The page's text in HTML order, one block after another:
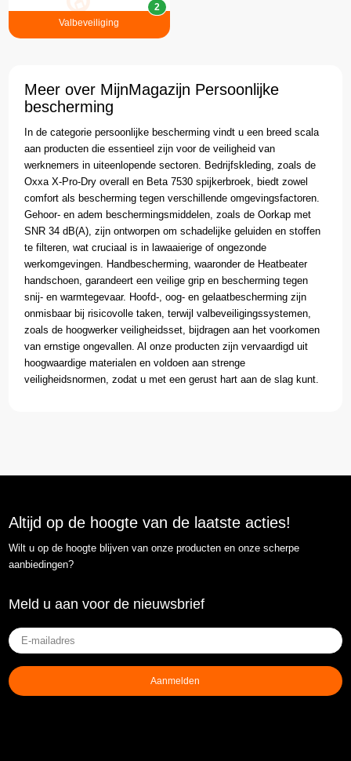
Meer over MijnMagazijn Persoonlijke
bescherming
In de categorie persoonlijke bescherming vindt u een breed scala
aan producten die essentieel zijn voor de veiligheid van
werknemers in uiteenlopende sectoren. Bedrijfskleding, zoals de
Oxxa X-Pro-Dry overall en Beta 7530 spijkerbroek, biedt zowel
comfort als bescherming tegen verschillende omgevingsfactoren.
Gehoor- en adem beschermingsmiddelen, zoals de Oorkap met
SNR 34 dB(A), zijn ontworpen om schadelijke geluiden en stoffen
te filteren, wat cruciaal is in lawaaierige of ongezonde
werkomgevingen. Handbescherming, waaronder de Heatbeater
handschoen, garandeert een veilige grip en bescherming tegen
snij- en warmtegevaar. Hoofd-, oog- en gelaatbescherming zijn
onmisbaar bij risicovolle taken, terwijl valbeveiligingssystemen,
zoals de hoogwerker veiligheidsset, bijdragen aan het voorkomen
van ernstige ongevallen. Al onze producten zijn vervaardigd uit
hoogwaardige materialen en voldoen aan strenge
veiligheidsnormen, zodat u met een gerust hart aan de slag kunt.
Valbeveiliging
2
Altijd op de hoogte van de laatste acties!
Wilt u op de hoogte blijven van onze producten en onze scherpe
aanbiedingen?
Meld u aan voor de nieuwsbrief
E-
mailadres(Vereist)
Aanmelden